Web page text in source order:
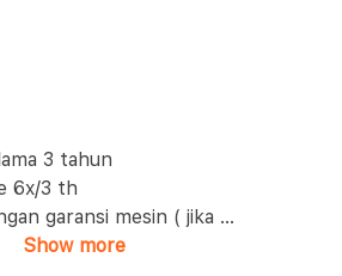
3 tahun
6x/3 th
garansi mesin ( jika ...
Show more